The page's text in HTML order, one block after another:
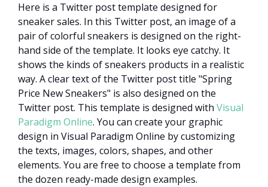
Here is a Twitter post template designed for
sneaker sales. In this Twitter post, an image of a
pair of colorful sneakers is designed on the right-
hand side of the template. It looks eye catchy. It
shows the kinds of sneakers products in a realistic
way. A clear text of the Twitter post title "Spring
Price New Sneakers" is also designed on the
Twitter post. This template is designed with Visual
Paradigm Online. You can create your graphic
design in Visual Paradigm Online by customizing
the texts, images, colors, shapes, and other
elements. You are free to choose a template from
the dozen ready-made design examples.